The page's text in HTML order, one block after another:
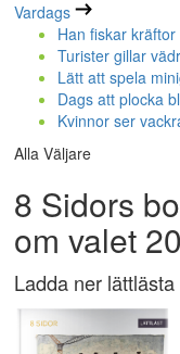
Vardags
Han fiskar kräftor
Turister gillar
Lätt att spela
Dags att plocka
Kvinnor ser
Alla Väljare
8 Sidors
om valet
Ladda ner